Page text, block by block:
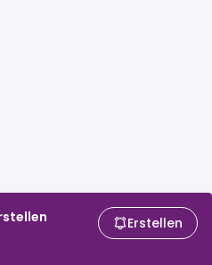
Erstellen